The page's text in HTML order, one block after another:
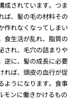
成されています。つま
ば、髪の毛の材料その
作れなくなってしまい
食生活が乱れ、脂質の
され、毛穴の詰まりや
逆に、髪の成長に必要
れば、頭皮の血行が促
ようになります。食事
モンに働きかけるもの